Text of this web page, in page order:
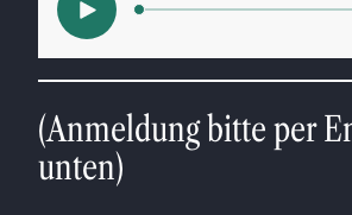
(Anmeldung bitte per
unten)